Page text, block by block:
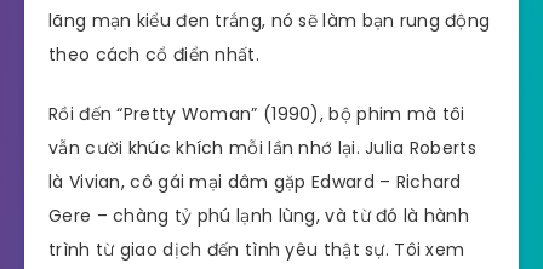
lãng mạn kiểu đen trắng, nó sẽ làm bạn rung động
theo cách cổ điển nhất.
Rồi đến “Pretty Woman” (1990), bộ phim mà tôi
vẫn cười khúc khích mỗi lần nhớ lại. Julia Roberts
là Vivian, cô gái mại dâm gặp Edward – Richard
Gere – chàng tỷ phú lạnh lùng, và từ đó là hành
trình từ giao dịch đến tình yêu thật sự. Tôi xem